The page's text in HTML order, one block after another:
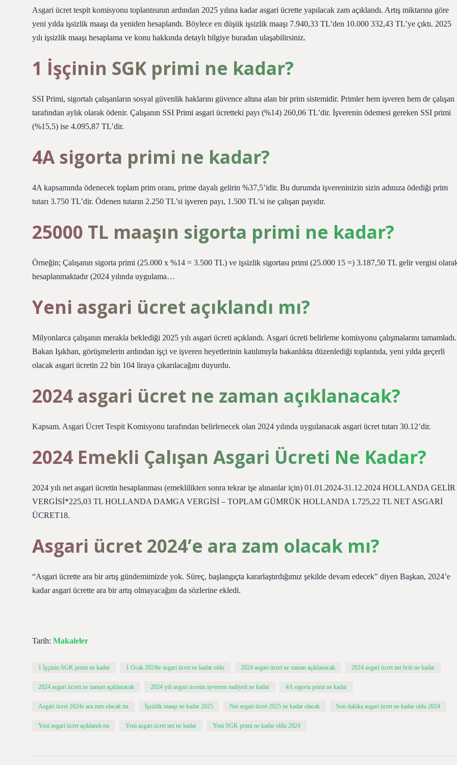
Asgari ücret tespit komisyonu toplantısının ardından 2025 yılına kadar asgari ücrette yapılacak zam açıklandı. Artış miktarına göre
yeni yılda işsizlik maaşı da yeniden hesaplandı. Böylece en düşük işsizlik maaşı 7.940,33 TL’den 10.000 332,43 TL’ye çıktı. 2025
yılı işsizlik maaşı hesaplama ve konu hakkında detaylı bilgiye buradan ulaşabilirsiniz.
1 İşçinin SGK primi ne kadar?
SSI Primi, sigortalı çalışanların sosyal güvenlik haklarını güvence altına alan bir prim sistemidir. Primler hem işveren hem de çalışan
tarafından aylık olarak ödenir. Çalışanın SSI Primi asgari ücretteki payı (%14) 260,06 TL’dir. İşverenin ödemesi gereken SSI primi
(%15,5) ise 4.095,87 TL’dir.
4A sigorta primi ne kadar?
4A kapsamında ödenecek toplam prim oranı, prime dayalı gelirin %37,5’idir. Bu durumda işvereninizin sizin adınıza ödediği prim
tutarı 3.750 TL’dir. Ödenen tutarın 2.250 TL’si işveren payı, 1.500 TL’si ise çalışan payıdır.
25000 TL maaşın sigorta primi ne kadar?
Örneğin; Çalışanın sigorta primi (25.000 x %14 = 3.500 TL) ve işsizlik sigortası primi (25.000 15 =) 3.187,50 TL gelir vergisi
hesaplanmaktadır (2024 yılında uygulama…
Yeni asgari ücret açıklandı mı?
Milyonlarca çalışanın merakla beklediği 2025 yılı asgari ücreti açıklandı. Asgari ücreti belirleme komisyonu çalışmalarını tamamladı.
Bakan Işıkhan, görüşmelerin ardından işçi ve işveren heyetlerinin katılımıyla bakanlıkta düzenlediği toplantıda, yeni yılda geçerli
olacak asgari ücretin 22 bin 104 liraya çıkarılacağını duyurdu.
2024 asgari ücret ne zaman açıklanacak?
Kapsam. Asgari Ücret Tespit Komisyonu tarafından belirlenecek olan 2024 yılında uygulanacak asgari ücret tutarı 30.12’dir.
2024 Emekli Çalışan Asgari Ücreti Ne Kadar?
2024 yılı net asgari ücretin hesaplanması (emeklilikten sonra tekrar işe alınanlar için) 01.01.2024-31.12.2024 HOLLANDA GELİR
VERGİSİ*225,03 TL HOLLANDA DAMGA VERGİSİ – TOPLAM GÜMRÜK HOLLANDA 1.725,22 TL NET ASGARİ
ÜCRET18.
Asgari ücret 2024’e ara zam olacak mı?
“Asgari ücrette ara bir artış gündemimizde yok. Süreç, başlangıçta kararlaştırdığımız şekilde devam edecek” diyen Başkan, 2024’e
kadar asgari ücrette ara bir artış olmayacağını da sözlerine ekledi.
Tarih: Makaleler
1 İşçinin SGK primi ne kadar 1 Ocak 2024te asgari ücret ne kadar oldu 2024 asgari ücret ne zaman açıklanacak 2024 asgari ücret net brüt ne kadar
2024 asgari ücreti ne zaman açıklanacak 2024 yılı asgari ücretin işverene maliyeti ne kadar 4A sigorta primi ne kadar
Asgari ücret 2024e ara zam olacak mı İşsizlik maaşı ne kadar 2025 Net asgari ücret 2025 ne kadar olacak Son dakika asgari ücret ne kadar oldu 2024
Yeni asgari ücret açıklandı mı Yeni asgari ücret net ne kadar Yeni SGK primi ne kadar oldu 2024